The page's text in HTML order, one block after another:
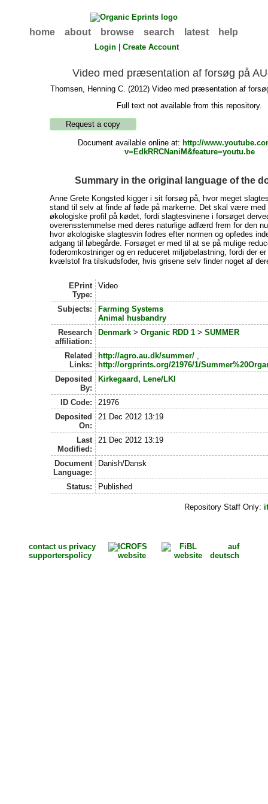
home about browse search latest help
Login |Create Account
Video med præsentation af forsøg på
Thomsen, Henning C. (2012) Video med præsentation af
Full text not available from this repository.
Document available online at: http://
v=EdkRRCNaniM&feature=youtu.be
Summary in the original language of the
Anne Grete Kongsted kigger i sit forsøg på, hvor meget
stand til selv at finde af føde på markerne. Det skal være
økologiske profil på kødet, fordi slagtesvinene i forsøget
overensstemmelse med deres naturlige adfærd frem for den
hvor økologiske slagtesvin fodres efter normen og opfedes
adgang til løbegårde. Forsøget er med til at se på mulige
foderomkostninger og en reduceret miljøbelastning, fordi der
kvælstof fra tilskudsfoder, hvis grisene selv finder noget af
EPrint
Type:
Video
Subjects:
Farming Systems
Animal husbandry
Research
affiliation:
Denmark> Organic RDD 1> SUMMER
Related
Links:
http://agro.au.dk/summer/ ,
http://orgprints.org/21976/1/
Deposited
By:
Kirkegaard, Lene/LKI
ID Code:
21976
Deposited
On:
21 Dec 2012 13:19
Last
Modified:
21 Dec 2012 13:19
Document
Language:
Danish/Dansk
Status: Published
Repository Staff Only:
contact us
supporters
privacy
policy
auf
deutsch